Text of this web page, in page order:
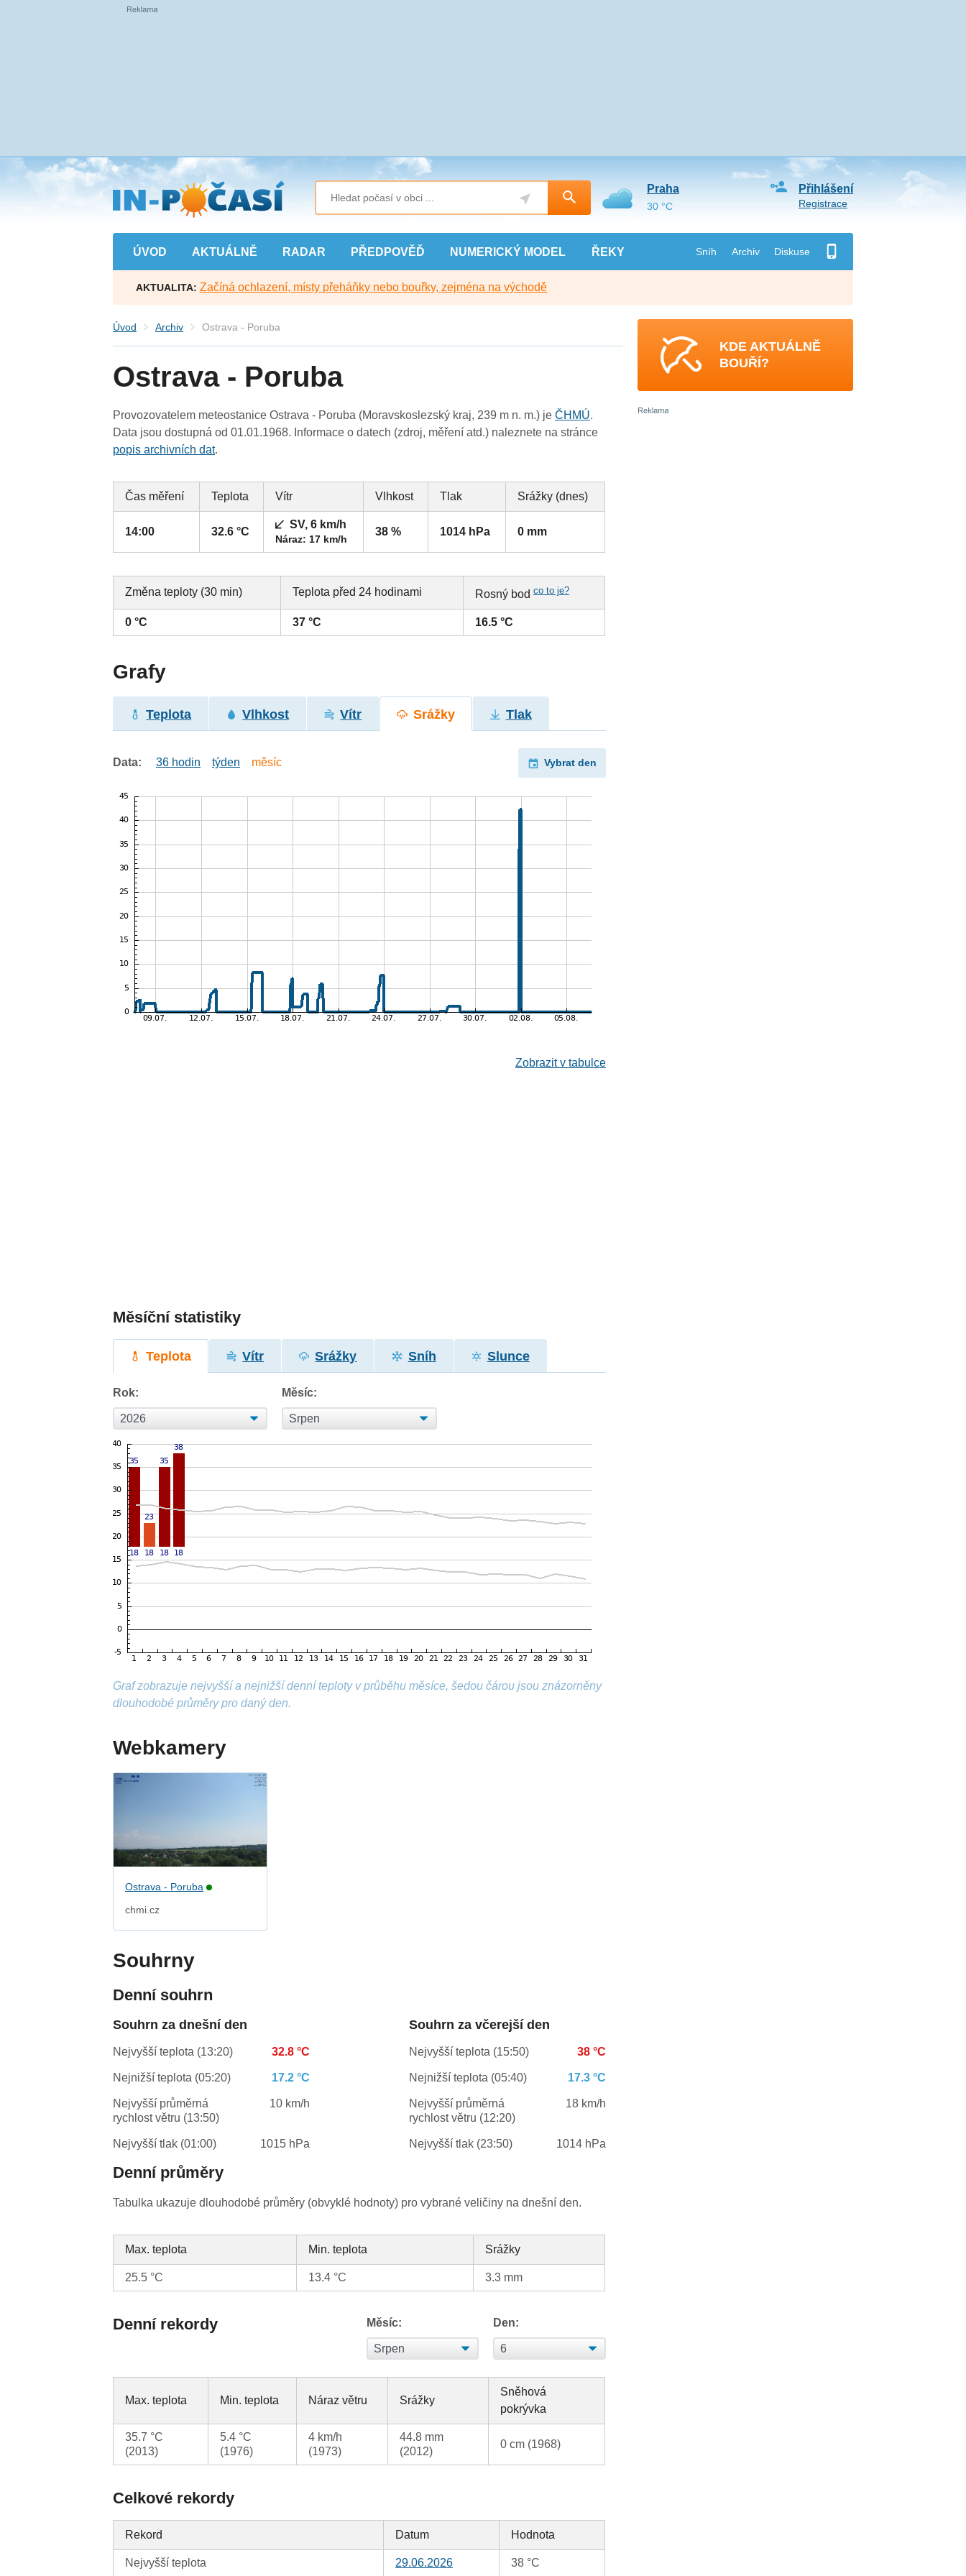
Přejít
na
hlavní
obsah
ÚVOD AKTUÁLNĚ RADAR PŘEDPOVĚĎ NUMERICKÝ MODEL ŘEKY Sníh Archiv Diskuse
Přihlášení
Registrace
Praha
30 °C
AKTUALITA: Začíná ochlazení, místy přeháňky nebo bouřky, zejména na východě
Úvod Archiv Ostrava - Poruba
Ostrava - Poruba
Provozovatelem meteostanice Ostrava - Poruba (Moravskoslezský kraj, 239 m n. m.) jeČHMÚ.
Data jsou dostupná od 01.01.1968. Informace o datech (zdroj, měření atd.) naleznete na stránce
popis archivních dat.
Čas měření Teplota Vítr Vlhkost Tlak Srážky (dnes)
14:00 32.6 °C
SV, 6 km/h
Náraz: 17 km/h
38 % 1014 hPa 0 mm
Změna teploty (30 min) Teplota před 24 hodinami Rosný bodco to je?
0 °C 37 °C 16.5 °C
Grafy
Teplota Vlhkost Vítr Srážky Tlak
Data: 36 hodin týden měsíc Vybrat den
Zobrazit v tabulce
Měsíční statistiky
Teplota Vítr Srážky Sníh Slunce
Rok: Měsíc:
Graf zobrazuje nejvyšší a nejnižší denní teploty v průběhu měsíce, šedou čárou jsou znázorněny
dlouhodobé průměry pro daný den.
Webkamery
Ostrava - Poruba
chmi.cz
Souhrny
Denní souhrn
Souhrn za dnešní den
Nejvyšší teplota (13:20) 32.8 °C
Nejnižší teplota (05:20) 17.2 °C
Nejvyšší průměrná
rychlost větru (13:50)
10 km/h
Nejvyšší tlak (01:00) 1015 hPa
Souhrn za včerejší den
Nejvyšší teplota (15:50) 38 °C
Nejnižší teplota (05:40) 17.3 °C
Nejvyšší průměrná
rychlost větru (12:20)
18 km/h
Nejvyšší tlak (23:50) 1014 hPa
Denní průměry
Tabulka ukazuje dlouhodobé průměry (obvyklé hodnoty) pro vybrané veličiny na dnešní den.
Max. teplota Min. teplota Srážky
25.5 °C 13.4 °C 3.3 mm
Denní rekordy Měsíc: Den:
Max. teplota Min. teplota Náraz větru Srážky
Sněhová
pokrývka
35.7 °C
(2013)
5.4 °C
(1976)
4 km/h
(1973)
44.8 mm
(2012)
0 cm (1968)
Celkové rekordy
Rekord Datum Hodnota
Nejvyšší teplota 29.06.2026 38 °C
KDE AKTUÁLNĚ
BOUŘÍ?